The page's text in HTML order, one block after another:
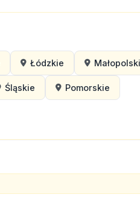
Łódzkie
Śląskie Pomorskie